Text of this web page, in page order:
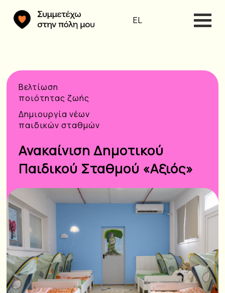
EL
Βελτίωση
ποιότητας ζωής
Δημιουργία νέων
παιδικών σταθμών
Ανακαίνιση Δημοτικού
Παιδικού Σταθμού «Αξιός»